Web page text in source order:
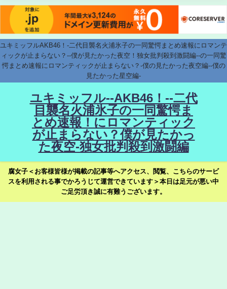
ユキミッフルAKB46！-二代目襲名火浦氷子の一同驚愕まとめ速報にロマンテ
ィックが止まらない？--僕が見たかった夜空！独女批判殺到激闘編--の一同驚
愕まとめ速報にロマンティックが止まらない？-僕の見たかった夜空編--僕の
見たかった星空編-
ユキミッフル--AKB46！--二代
目襲名火浦氷子の一同驚愕ま
とめ速報！にロマンティック
が止まらない？僕が見たかっ
た夜空-独女批判殺到激闘編
腐女子＜お客様皆様が掲載の記事等へアクセス、閲覧、こちらのサービ
スを利用される事でかろうじて運営できています＞本日は足元が悪い中
ご足労頂き誠に有難うございます。